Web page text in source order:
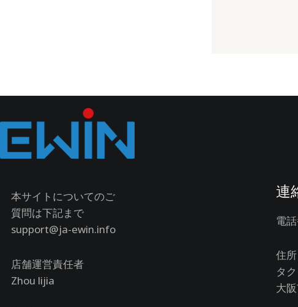
本サイトについてのご
質問は下記まで
support@ja-ewin.info
店舗運営責任者
Zhou lijia
連
電
住所
タ
大